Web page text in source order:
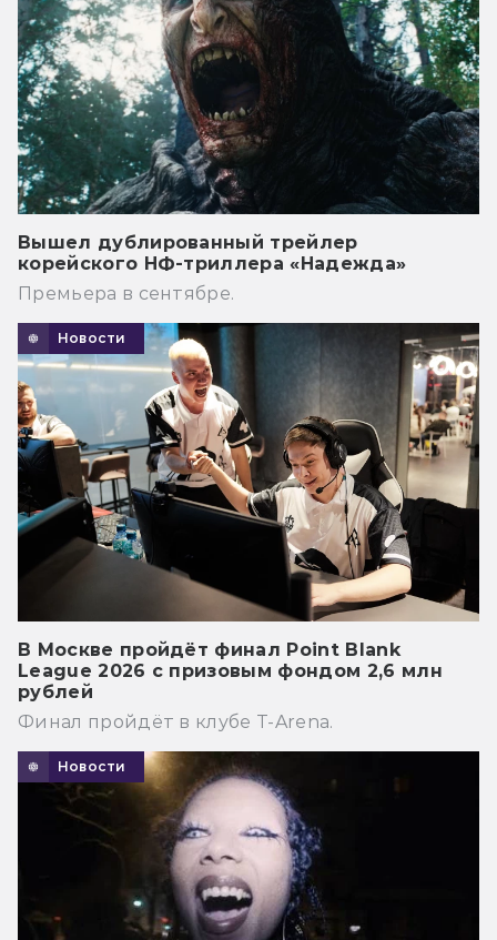
Вышел дублированный трейлер
корейского НФ-триллера «Надежда»
Премьера в сентябре.
Новости
В Москве пройдёт финал Point Blank
League 2026 с призовым фондом 2,6 млн
рублей
Финал пройдёт в клубе T-Arena.
Новости